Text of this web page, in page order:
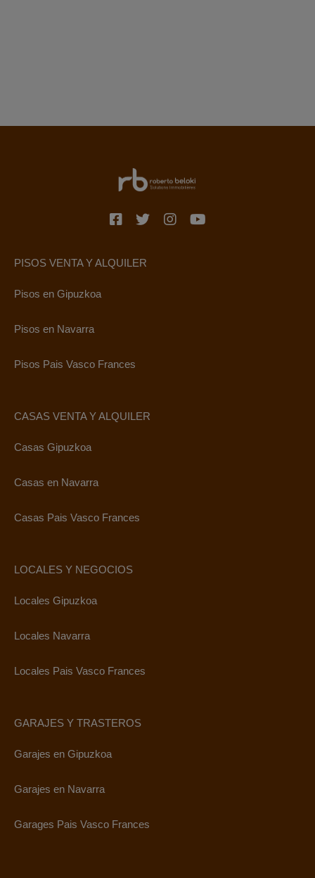
PISOS VENTA Y ALQUILER
Pisos en Gipuzkoa
Pisos en Navarra
Pisos Pais Vasco Frances
CASAS VENTA Y ALQUILER
Casas Gipuzkoa
Casas en Navarra
Casas Pais Vasco Frances
LOCALES Y NEGOCIOS
Locales Gipuzkoa
Locales Navarra
Locales Pais Vasco Frances
GARAJES Y TRASTEROS
Garajes en Gipuzkoa
Garajes en Navarra
Garages Pais Vasco Frances